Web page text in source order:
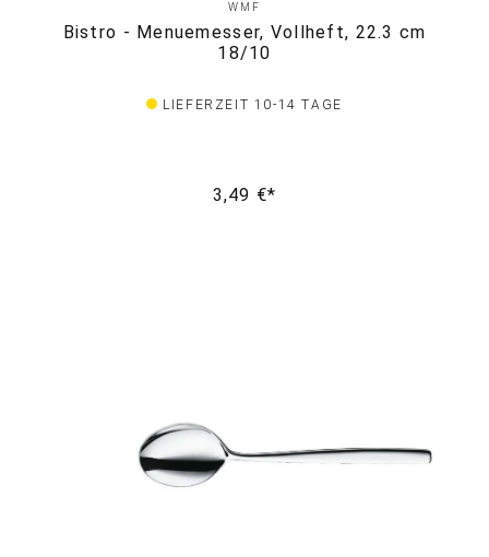
WMF
Bistro - Menuemesser, Vollheft, 22.3 cm
18/10
LIEFERZEIT 10-14 TAGE
3,49 €*